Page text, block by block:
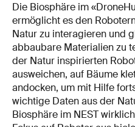
Die Biosphäre im
ermöglicht es den
Natur zu interagieren und
abbaubare Materialien zu
der Natur inspirierten
ausweichen, auf Bäume
andocken, um mit Hilfe
wichtige Daten aus der
Biosphäre im NEST